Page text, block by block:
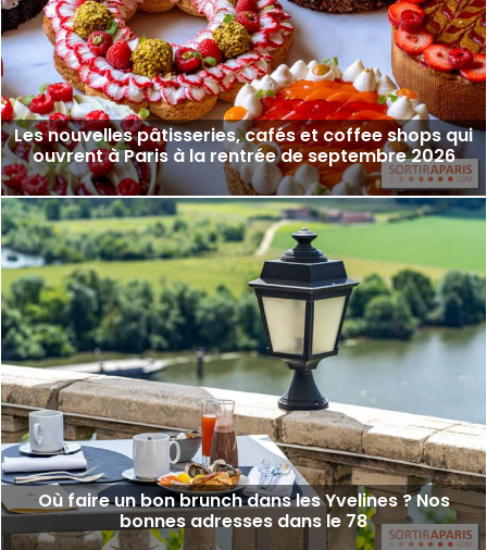
Les nouvelles pâtisseries, cafés et coffee shops qui
ouvrent à Paris à la rentrée de septembre 2026
Où faire un bon brunch dans les Yvelines ? Nos
bonnes adresses dans le 78